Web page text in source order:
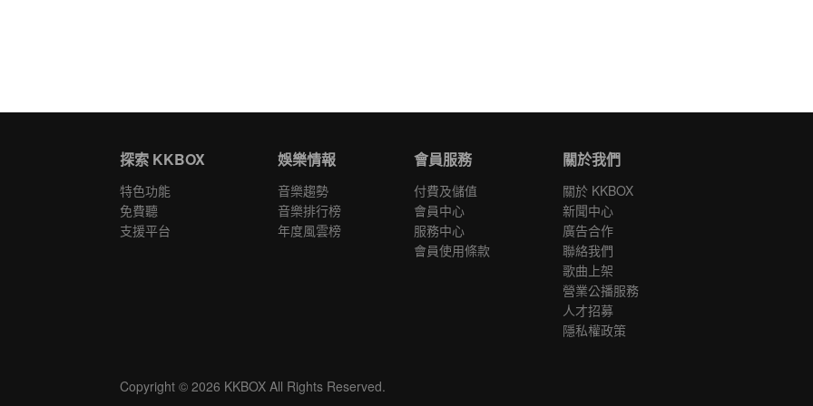
探索 KKBOX
特色功能
免費聽
支援平台
娛樂情報
音樂趨勢
音樂排行榜
年度風雲榜
會員服務
付費及儲值
會員中心
服務中心
會員使用條款
關於我們
關於 KKBOX
新聞中心
廣告合作
聯絡我們
歌曲上架
營業公播服務
人才招募
隱私權政策
Copyright © 2026 KKBOX All Rights Reserved.